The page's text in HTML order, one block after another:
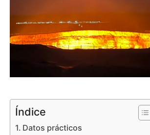
Índice
Datos prácticos